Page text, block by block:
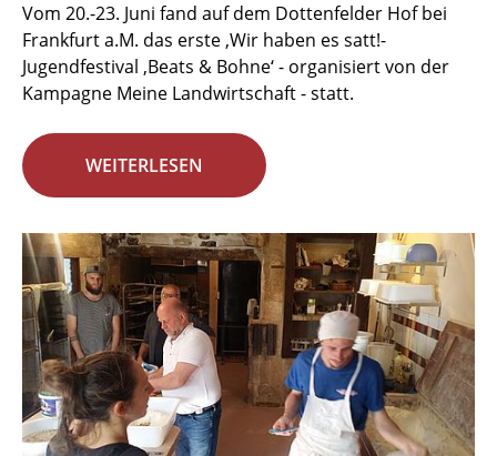
Vom 20.-23. Juni fand auf dem Dottenfelder Hof bei
Frankfurt a.M. das erste ‚Wir haben es satt!-
Jugendfestival ‚Beats & Bohne‘ - organisiert von der
Kampagne Meine Landwirtschaft - statt.
WEITERLESEN